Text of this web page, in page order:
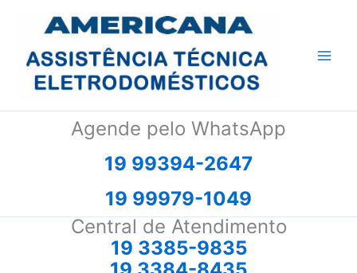
conteúdo
Agende pelo WhatsApp
19 99394-2647
19 99979-1049
Central de Atendimento
19 3385-9835